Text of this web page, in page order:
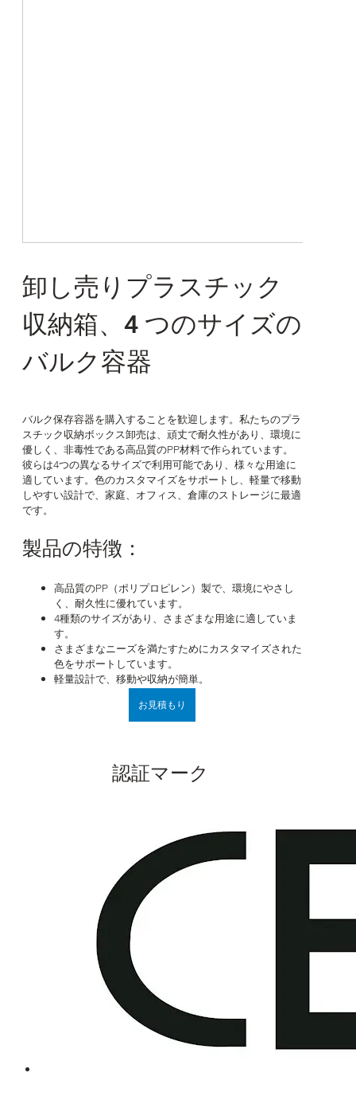
卸し売りプラスチック
収納箱、4 つのサイズの
バルク容器
バルク保存容器を購入することを歓迎します。私たちのプラ
スチック収納ボックス卸売は、頑丈で耐久性があり、環境に
優しく、非毒性である高品質のPP材料で作られています。
彼らは4つの異なるサイズで利用可能であり、様々な用途に
適しています。色のカスタマイズをサポートし、軽量で移動
しやすい設計で、家庭、オフィス、倉庫のストレージに最適
です。
製品の特徴：
高品質のPP（ポリプロピレン）製で、環境にやさし
く、耐久性に優れています。
4種類のサイズがあり、さまざまな用途に適していま
す。
さまざまなニーズを満たすためにカスタマイズされた
色をサポートしています。
軽量設計で、移動や収納が簡単。
お見積もり
認証マーク